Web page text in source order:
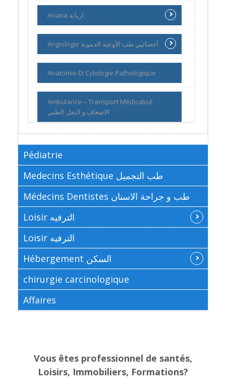
Ariana اريانة
Angiologie أخصائيي طب الأوعية الدموية
Anatomie Et Cytologie Pathologique
Ambulance – Transport Médicalisé
الاسعاف و النقل الطبي
Pédiatrie
Medecins Esthétique طب التجميل
Médecins Dentistes طب و جراحة الاسنان
Loisir الترفيه
Loisir الترفيه
Hébergement السكن
chirurgie carcinologique
Affaires
Vous êtes professionnel de santés,
Loisirs, Immobiliers, Formations?